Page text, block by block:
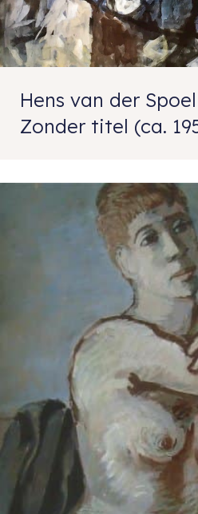
Hens van der
Zonder titel (ca.